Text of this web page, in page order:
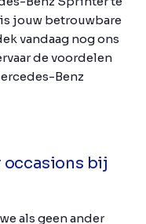
jouw betrouwbare
vandaag nog ons
de voordelen
Benz
occasions bij
als geen ander